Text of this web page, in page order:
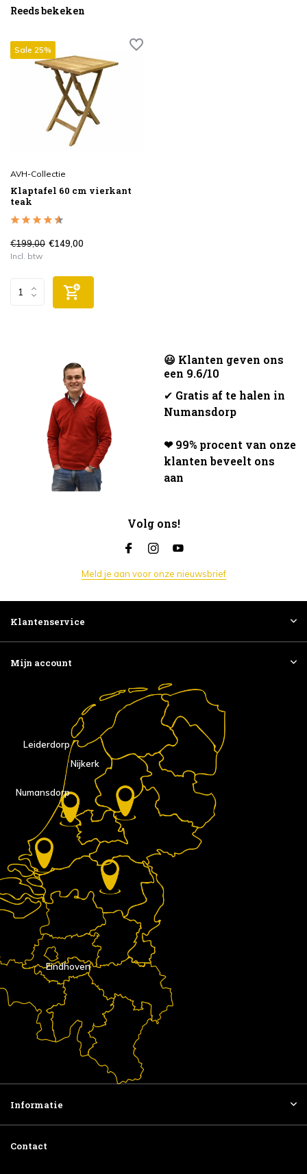
Reeds bekeken
Sale 25%
AVH-Collectie
Klaptafel 60 cm vierkant
teak
€199,00 €149,00
Incl. btw
😃 Klanten geven ons
een 9.6/10
✔ Gratis af te halen in
Numansdorp
❤ 99% procent van onze
klanten beveelt ons
aan
Volg ons!
Meld je aan voor onze nieuwsbrief
Klantenservice
Mijn account
Eindhoven
Nijkerk
Numansdorp
Leiderdorp
Informatie
Contact